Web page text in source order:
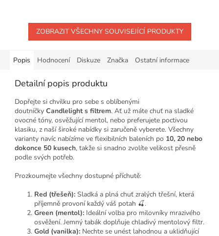
ZOBRAZIT VŠECHNY SOUVISEJÍCÍ PRODUKTY
Popis Hodnocení Diskuze Značka Ostatní informace
Detailní popis produktu
Dopřejte si chvilku pro sebe s oblíbenými
doutníčky Candlelight s filtrem. Ať už máte chuť na sladké
ovocné tóny, osvěžující mentol, nebo preferujete poctivou
klasiku, z naší široké nabídky si zaručeně vyberete. Všechny
varianty navíc nabízíme ve flexibilních baleních po 10, 20 nebo
dokonce 50 kusech, takže si snadno zvolíte velikost přesně
podle svých potřeb.
Prozkoumejte všechny dostupné příchutě:
Red (třešeň): Sladká a plná chuť zralých třešní, která
příjemně provoní každý váš potah 🍒.
Green (mentol): Ideální volba pro milovníky mrazivého
osvěžení. Jemný tabák doplňuje chladivý mentolový filtr.
Gold (vanilka): Nechte se unést lahodnou a uklidňující